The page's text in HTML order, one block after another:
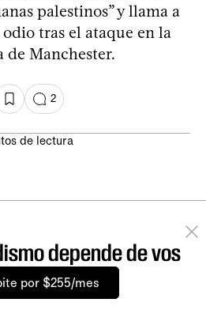
palestinos” y llama a
tras el ataque en la
de Manchester.
2
de lectura
depende de vos
por $255/mes